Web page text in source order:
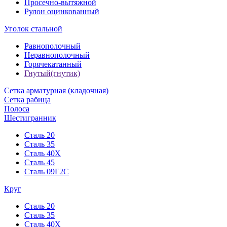
Просечно-вытяжной
Рулон оцинкованный
Уголок стальной
Равнополочный
Неравнополочный
Горячекатанный
Гнутый(гнутик)
Сетка арматурная (кладочная)
Сетка рабица
Полоса
Шестигранник
Сталь 20
Сталь 35
Сталь 40Х
Сталь 45
Сталь 09Г2С
Круг
Сталь 20
Сталь 35
Сталь 40Х